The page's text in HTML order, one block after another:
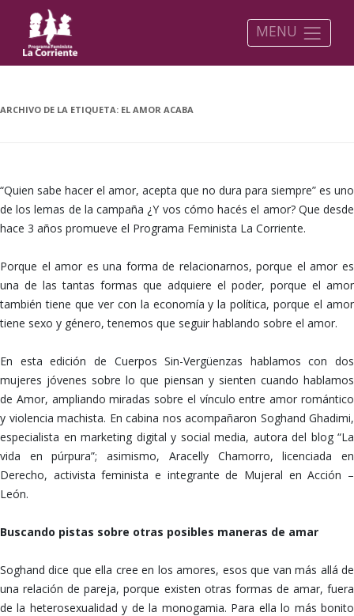
MENU
ARCHIVO DE LA ETIQUETA: EL AMOR ACABA
“Quien sabe hacer el amor, acepta que no dura para siempre” es uno
de los lemas de la campaña ¿Y vos cómo hacés el amor? Que desde
hace 3 años promueve el Programa Feminista La Corriente.
Porque el amor es una forma de relacionarnos, porque el amor es
una de las tantas formas que adquiere el poder, porque el amor
también tiene que ver con la economía y la política, porque el amor
tiene sexo y género, tenemos que seguir hablando sobre el amor.
En esta edición de Cuerpos Sin-Vergüenzas hablamos con dos
mujeres jóvenes sobre lo que piensan y sienten cuando hablamos
de Amor, ampliando miradas sobre el vínculo entre amor romántico
y violencia machista. En cabina nos acompañaron Soghand Ghadimi,
especialista en marketing digital y social media, autora del blog “La
vida en púrpura”; asimismo, Aracelly Chamorro, licenciada en
Derecho, activista feminista e integrante de Mujeral en Acción –
León.
Buscando pistas sobre otras posibles maneras de amar
Soghand dice que ella cree en los amores, esos que van más allá de
una relación de pareja, porque existen otras formas de amar, fuera
de la heterosexualidad y de la monogamia. Para ella lo más bonito